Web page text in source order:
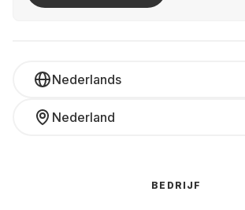
Nederlands
Nederland
BEDRIJF